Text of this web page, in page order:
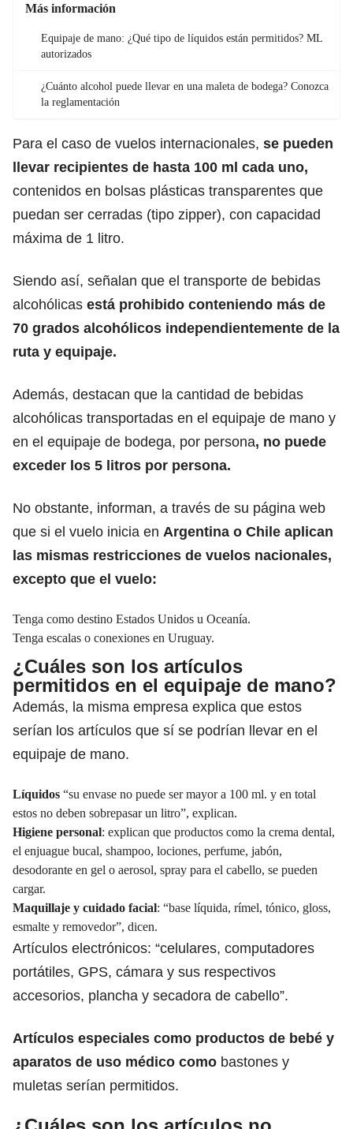
Más información
Equipaje de mano: ¿Qué tipo de líquidos están permitidos? ML
autorizados
¿Cuánto alcohol puede llevar en una maleta de bodega? Conozca
la reglamentación
Para el caso de vuelos internacionales, se pueden
llevar recipientes de hasta 100 ml cada uno,
contenidos en bolsas plásticas transparentes que
puedan ser cerradas (tipo zipper), con capacidad
máxima de 1 litro.
Siendo así, señalan que el transporte de bebidas
alcohólicas está prohibido conteniendo más de
70 grados alcohólicos independientemente de la
ruta y equipaje.
Además, destacan que la cantidad de bebidas
alcohólicas transportadas en el equipaje de mano y
en el equipaje de bodega, por persona, no puede
exceder los 5 litros por persona.
No obstante, informan, a través de su página web
que si el vuelo inicia en Argentina o Chile aplican
las mismas restricciones de vuelos nacionales,
excepto que el vuelo:
Tenga como destino Estados Unidos u Oceanía.
Tenga escalas o conexiones en Uruguay.
¿Cuáles son los artículos
permitidos en el equipaje de mano?
Además, la misma empresa explica que estos
serían los artículos que sí se podrían llevar en el
equipaje de mano.
Líquidos “su envase no puede ser mayor a 100 ml. y en total
estos no deben sobrepasar un litro”, explican.
Higiene personal: explican que productos como la crema dental,
el enjuague bucal, shampoo, lociones, perfume, jabón,
desodorante en gel o aerosol, spray para el cabello, se pueden
cargar.
Maquillaje y cuidado facial: “base líquida, rímel, tónico, gloss,
esmalte y removedor”, dicen.
Artículos electrónicos: “celulares, computadores
portátiles, GPS, cámara y sus respectivos
accesorios, plancha y secadora de cabello”.
Artículos especiales como productos de bebé y
aparatos de uso médico como bastones y
muletas serían permitidos.